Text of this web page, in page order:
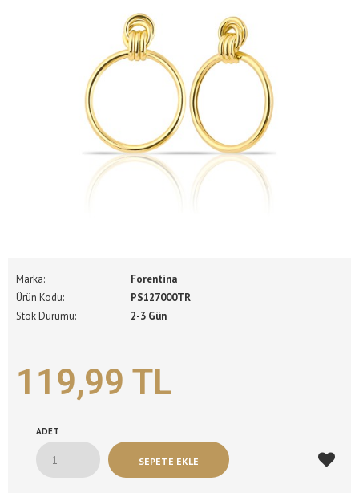
Marka:
Forentina
Ürün Kodu:
PS127000TR
Stok Durumu:
2-3 Gün
119,99 TL
ADET